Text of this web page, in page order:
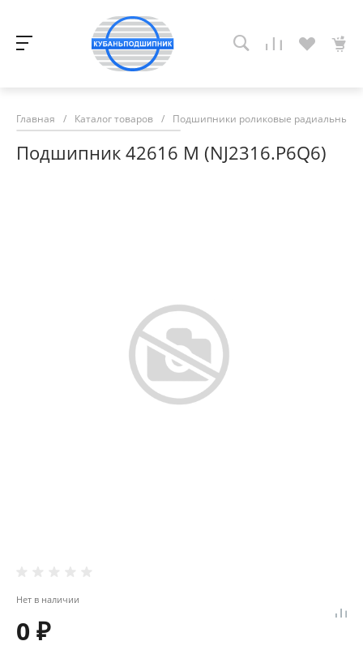
Главная / Каталог товаров / Подшипники роликовые радиальные
Подшипник 42616 М (NJ2316.P6Q6)
Нет в наличии
0 ₽